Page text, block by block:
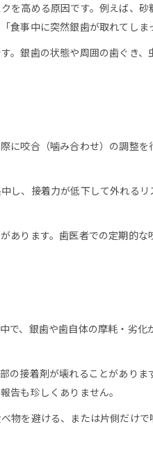
高める原因です。例えば、
事中に突然銀歯が取れてしま
銀歯の状態や周囲の歯ぐき
咬合（噛み合わせ）の調整
、接着力が低下して外れる
ります。歯医者での定期的
、銀歯や歯自体の摩耗・劣
接着剤が壊れることがあり
告も珍しくありません。
を避ける、または片側だけ